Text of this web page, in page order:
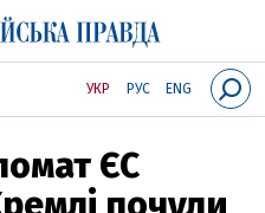
УКР РУС ENG
ЄС